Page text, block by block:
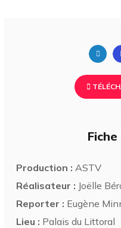
Production : ASTV
Réalisateur : Joëlle
Reporter : Eugène
Lieu : Palais du Littoral